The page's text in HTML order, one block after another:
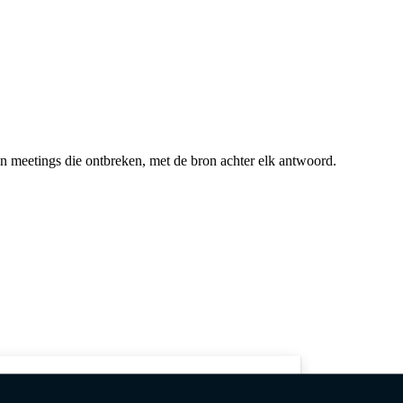
die ontbreken, met de bron achter elk antwoord.